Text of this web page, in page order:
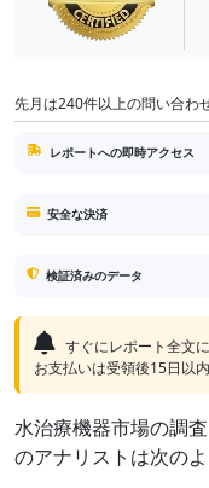
先月は240件以上の問い合わ
レポートへの即時アクセス
安全な決済
検証済みのデータ
すぐにレポート全文
お支払いは受領後15日以
水治療機器市場の調
のアナリストは次の